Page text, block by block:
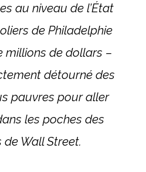
au niveau de l’État
de Philadelphie
millions de dollars –
détourné des
pauvres pour aller
les poches des
de Wall Street.